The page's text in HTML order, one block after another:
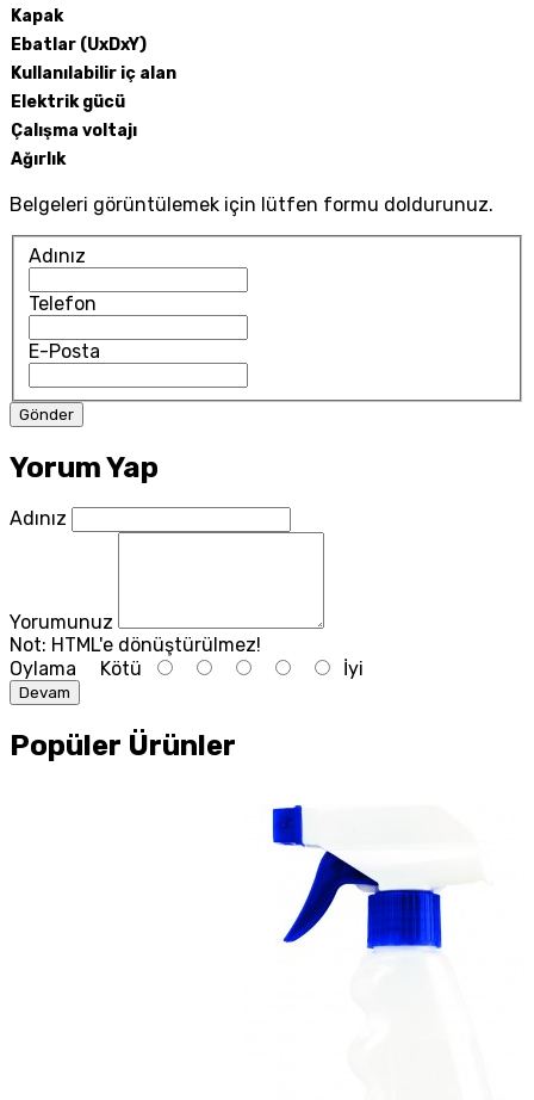
Kapak
Ebatlar (UxDxY)
Kullanılabilir iç alan
Elektrik gücü
Çalışma voltajı
Ağırlık
Belgeleri görüntülemek için lütfen formu doldurunuz.
Adınız
Telefon
E-Posta
Yorum Yap
Adınız
Yorumunuz
Not: HTML'e dönüştürülmez!
Oylama Kötü İyi
Devam
Popüler Ürünler